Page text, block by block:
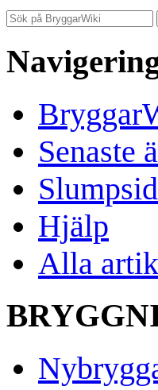
Senaste
Hjälp
Alla